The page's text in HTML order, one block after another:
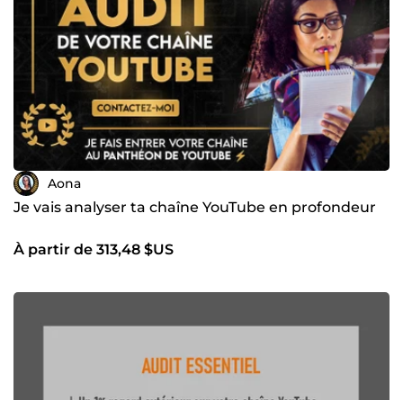
Aona
Je vais analyser ta chaîne YouTube en profondeur
À partir de 313,48 $US